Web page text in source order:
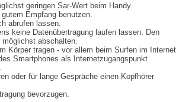
geringen Sar-Wert beim Handy.
Empfang benutzen.
abrufen lassen.
keine Datenübertragung laufen lassen. Den
abschalten.
Körper tragen - vor allem beim Surfen im Internet
Smartphones als Internetzugangspunkt
oder für lange Gespräche einen Kopfhörer
bevorzugen.